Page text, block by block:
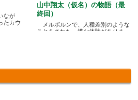
なが
たカウ
山中翔太（仮名）の物語（最
終回）
メルボルンで、人種差別のような
ことをされた、嫌な体験がありま